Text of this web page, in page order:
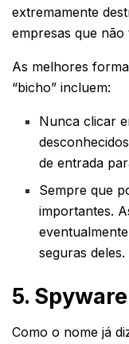
extremamente
empresas que não
As melhores
“bicho” incluem:
Nunca clicar
de entrada
Sempre que
importantes.
seguras deles.
5. Spyware
Como o nome já